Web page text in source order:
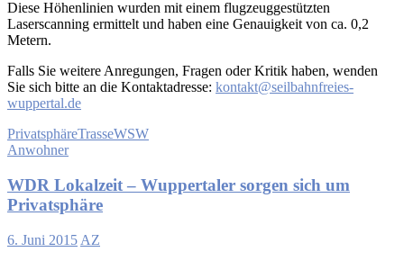
Diese Höhenlinien wurden mit einem flugzeuggestützten
Laserscanning ermittelt und haben eine Genauigkeit von ca. 0,2
Metern.
Falls Sie weitere Anregungen, Fragen oder Kritik haben, wenden
Sie sich bitte an die Kontaktadresse: kontakt@seilbahnfreies-
wuppertal.de
PrivatsphäreTrasseWSW
Anwohner
WDR Lokalzeit – Wuppertaler sorgen sich um
Privatsphäre
6. Juni 2015 AZ